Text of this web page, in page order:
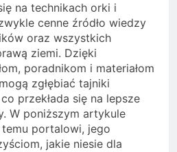
na technikach orki i
cenne źródło wiedzy
oraz wszystkich
ziemi. Dzięki
poradnikom i materiałom
zgłębiać tajniki
przekłada się na lepsze
W poniższym artykule
portalowi, jego
jakie niesie dla